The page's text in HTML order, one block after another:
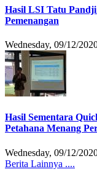
Hasil LSI Tatu
Pemenangan
Wednesday, 09/12/
Hasil Sementara
Petahana Menang
Wednesday, 09/12/
Berita Lainnya ....